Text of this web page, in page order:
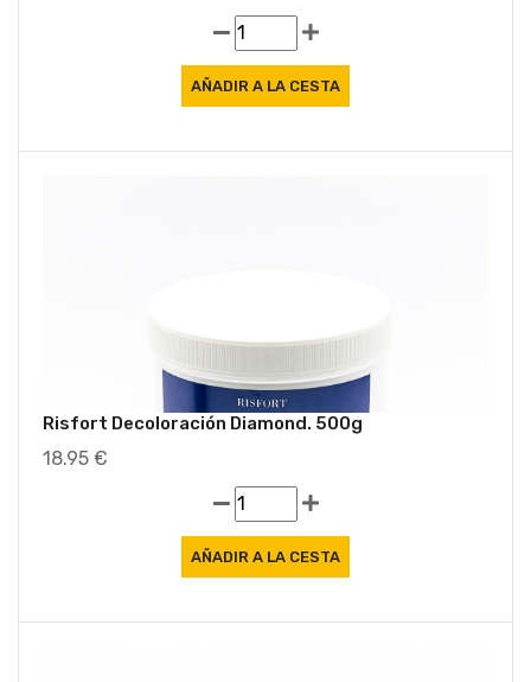
Risfort Decoloración Diamond. 500g
18.95 €